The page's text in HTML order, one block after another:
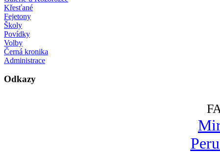
Křesťané
Fejetony
Školy
Povídky
Volby
Černá kronika
Administrace
Odkazy